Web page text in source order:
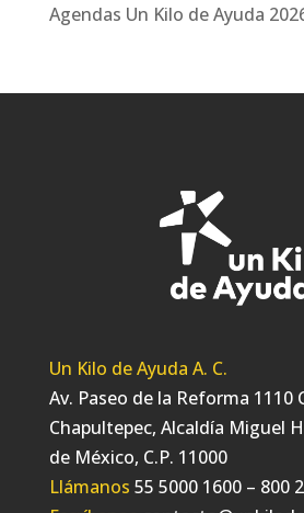
Agendas Un Kilo de Ayuda
Un Kilo de Ayuda A. C.
Av. Paseo de la Reforma 1110
Chapultepec, Alcaldía Miguel
de México, C.P. 11000
Llámanos 55 5000 1600 – 800